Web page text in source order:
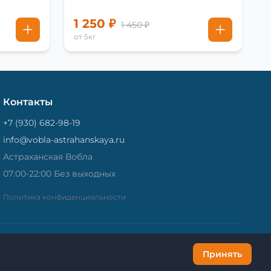
1 250 ₽ 1 450 ₽
от 5кг
Контакты
+7 (930) 682-98-19
info@vobla-astrahanskaya.ru
Астраханская Вобла
07:00-22:00 Без выходных
Политика конфиденциальности
Принять